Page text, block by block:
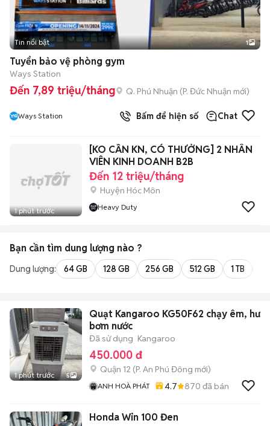
Tin nổi bật 1
Tuyển bảo vệ phòng gym
Ways Station
Đến 7,89 triệu/tháng Q. Phú Nhuận (P. Đức Nhuận mới)
Ways Station Bấm để hiện số Chat
1 phút trước
[KO CẦN KN, CÓ THƯỞNG] 2 NHÂN
VIÊN KINH DOANH B2B
Đến 12 triệu/tháng
Huyện Hóc Môn
Heavy Duty
Bạn cần tìm dung lượng nào ?
Dung lượng: 64 GB 128 GB 256 GB 512 GB 1 TB
1 phút trước 5
Quạt Kangaroo KG50F62 chạy êm, hư
bơm nước
Đã sử dụng Kangaroo
450.000 đ
Quận 12 (P. An Phú Đông mới)
ANH HOÀ PHÁT 4.7 870 đã bán
Honda Win 100 Đen